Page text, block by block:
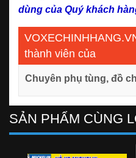
dùng của Quý khách
thành viên của
Chuyên phụ tùng, đồ
SẢN PHẨM CÙNG